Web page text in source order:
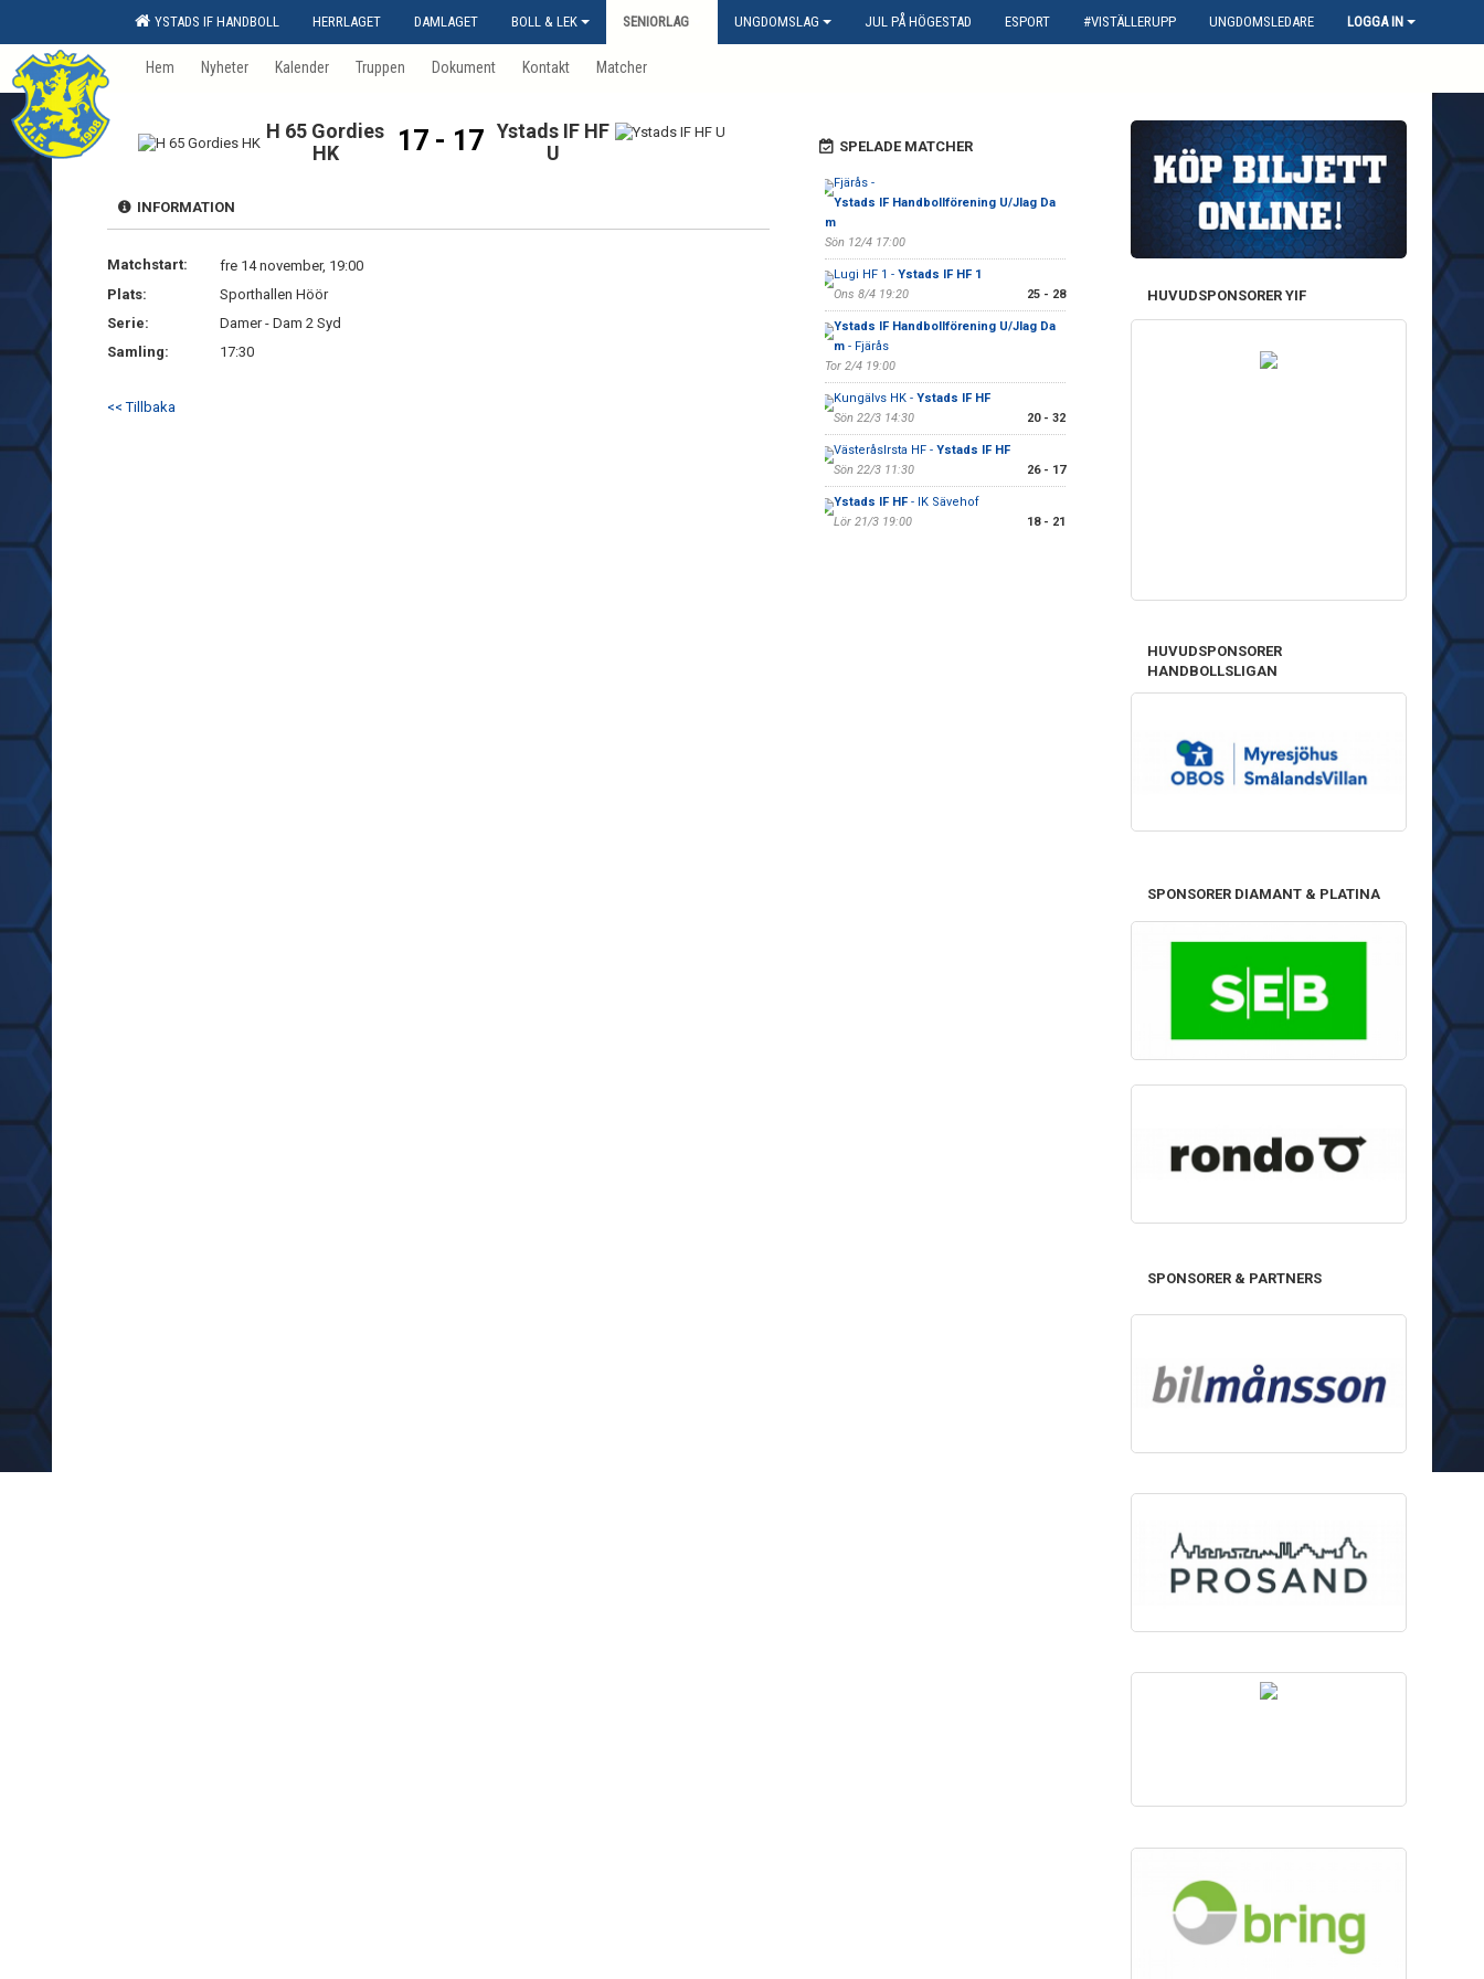
YSTADS IF HANDBOLL HERRLAGET DAMLAGET BOLL & LEK SENIORLAG UNGDOMSLAG JUL PÅ HÖGESTAD ESPORT #VISTÄLLERUPP UNGDOMSLEDARE LOGGA IN
Hem Nyheter Kalender Truppen Dokument Kontakt Matcher
H 65 Gordies
HK
17 - 17 Ystads IF HF
U
INFORMATION
Matchstart:
fre 14 november, 19:00
Plats:
Sporthallen Höör
Serie:
Damer - Dam 2 Syd
Samling:
17:30
<< Tillbaka
SPELADE MATCHER
Fjärås -
Ystads IF Handbollförening U/Jlag Da
m
Sön 12/4 17:00
Lugi HF 1 - Ystads IF HF 1
Ons 8/4 19:20
25 - 28
Ystads IF Handbollförening U/Jlag Da
m- Fjärås
Tor 2/4 19:00
Kungälvs HK - Ystads IF HF
Sön 22/3 14:30
20 - 32
VästeråsIrsta HF - Ystads IF HF
Sön 22/3 11:30
26 - 17
Ystads IF HF- IK Sävehof
Lör 21/3 19:00
18 - 21
HUVUDSPONSORER YIF
HUVUDSPONSORER
HANDBOLLSLIGAN
SPONSORER DIAMANT & PLATINA
SPONSORER & PARTNERS